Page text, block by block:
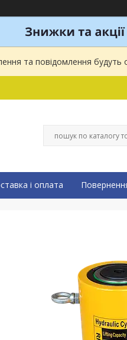
та повідомлення
і оплата